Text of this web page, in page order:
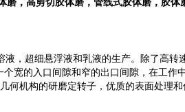
磨，高剪切胶体磨，管线式胶体磨，胶体
液，超细悬浮液和乳液的生产。除了高
宽的入口间隙和窄的出口间隙，在工
何机构的研磨定转子，优质的表面处理